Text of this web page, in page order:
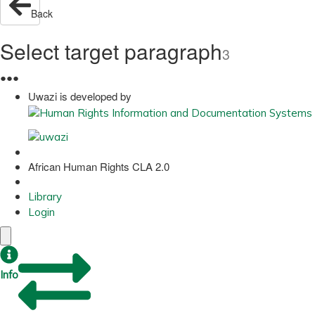
Back
Select target paragraph3
●●●
Uwazi is developed by
African Human Rights CLA 2.0
Library
Login
Info